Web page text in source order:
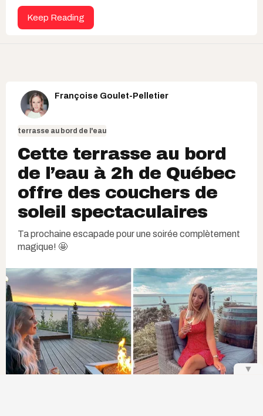
Keep Reading
Françoise Goulet-Pelletier
terrasse au bord de l'eau
Cette terrasse au bord
de l’eau à 2h de Québec
offre des couchers de
soleil spectaculaires
Ta prochaine escapade pour une soirée complètement
magique! 🤩
▼